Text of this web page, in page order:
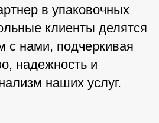
в упаковочных
клиенты делятся
с нами, подчеркивая
надежность и
наших услуг.